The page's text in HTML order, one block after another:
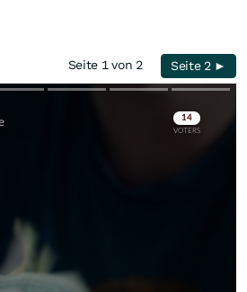
Seite 1 von 2 Seite 2 ►
Skip